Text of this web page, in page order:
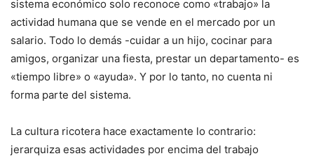
sistema económico solo reconoce como «trabajo» la
actividad humana que se vende en el mercado por un
salario. Todo lo demás -cuidar a un hijo, cocinar para
amigos, organizar una fiesta, prestar un departamento- es
«tiempo libre» o «ayuda». Y por lo tanto, no cuenta ni
forma parte del sistema.
La cultura ricotera hace exactamente lo contrario:
jerarquiza esas actividades por encima del trabajo